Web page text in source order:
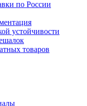
по России
устойчивости
товаров